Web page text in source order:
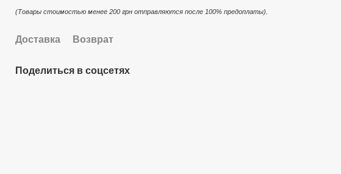
(Товары стоимостью менее 200 грн отправляются после 100% предоплаты).
Доставка Возврат
Поделиться в соцсетях